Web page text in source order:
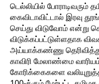
டெல்லியில் போராடிவரும்
கைவிடாவிட்டால் இரவு
செய்து விடுவோம் என்று
விடுக்கப்பட்டுள்ளதாக
அய்யாக்கண்ணு
காவிரி மேலாண்மை
கோரிக்கைகளை